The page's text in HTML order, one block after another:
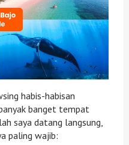
habis-habisan
banget tempat
saya datang langsung,
paling wajib: